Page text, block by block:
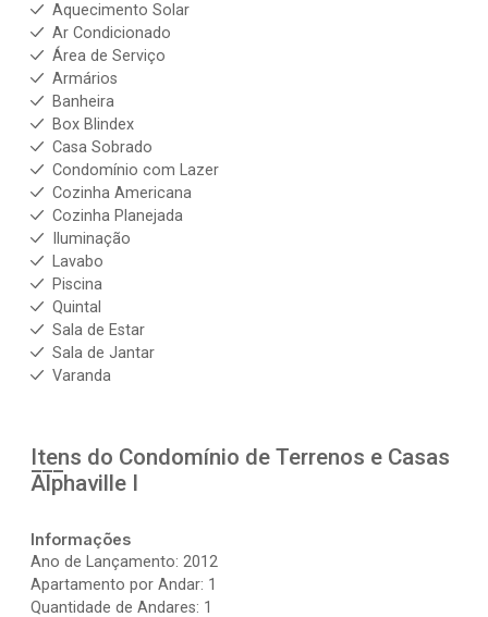
Aquecimento Solar
Ar Condicionado
Área de Serviço
Armários
Banheira
Box Blindex
Casa Sobrado
Condomínio com Lazer
Cozinha Americana
Cozinha Planejada
Iluminação
Lavabo
Piscina
Quintal
Sala de Estar
Sala de Jantar
Varanda
Itens do Condomínio de Terrenos e Casas
Alphaville I
Informações
Ano de Lançamento: 2012
Apartamento por Andar: 1
Quantidade de Andares: 1